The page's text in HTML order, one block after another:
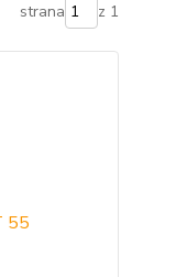
strana z 1